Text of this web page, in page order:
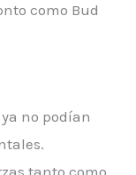
como Bud
no podían